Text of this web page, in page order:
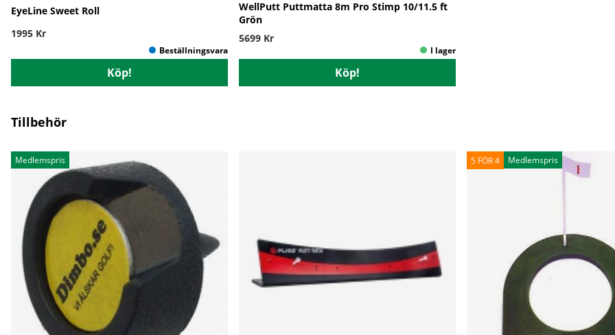
EyeLine Sweet Roll
1995 Kr
Köp!
WellPutt Puttmatta 8m Pro Stimp 10/11.5 ft
Grön
5699 Kr
Köp!
Tillbehör
Medlemspris 5 FÖR 4 Medlemspris